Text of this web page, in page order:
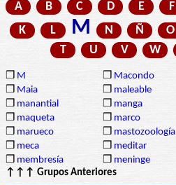
A B C D E F
K
L M N Ñ O
T
U V W
❒ M ❒ Macondo
❒ Maia ❒ maleable
❒ manantial ❒ manga
❒ maqueta ❒ marco
❒ marueco ❒ mastozoología
❒ meca ❒ meditar
❒ membresía ❒ meninge
↑↑↑ Grupos Anteriores